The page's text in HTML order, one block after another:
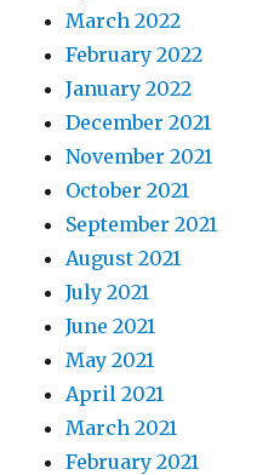
March 2022
February 2022
January 2022
December 2021
November 2021
October 2021
September 2021
August 2021
July 2021
June 2021
May 2021
April 2021
March 2021
February 2021